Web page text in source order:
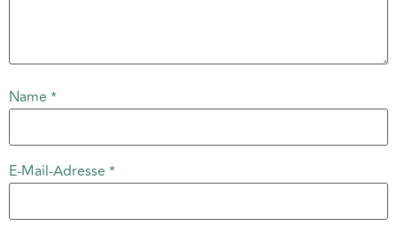
Name *
E-Mail-Adresse *